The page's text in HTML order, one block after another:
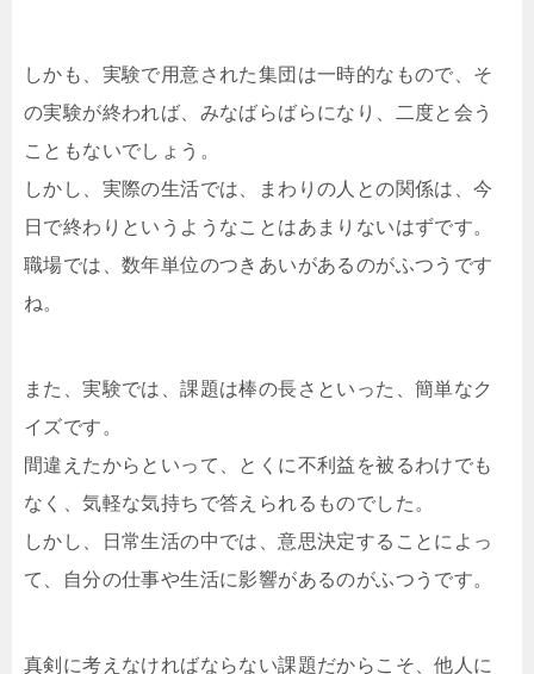
しかも、実験で用意された集団は一時的なもので、そ
の実験が終われば、みなばらばらになり、二度と会う
こともないでしょう。
しかし、実際の生活では、まわりの人との関係は、今
日で終わりというようなことはあまりないはずです。
職場では、数年単位のつきあいがあるのがふつうです
ね。
また、実験では、課題は棒の長さといった、簡単なク
イズです。
間違えたからといって、とくに不利益を被るわけでも
なく、気軽な気持ちで答えられるものでした。
しかし、日常生活の中では、意思決定することによっ
て、自分の仕事や生活に影響があるのがふつうです。
真剣に考えなければならない課題だからこそ、他人に